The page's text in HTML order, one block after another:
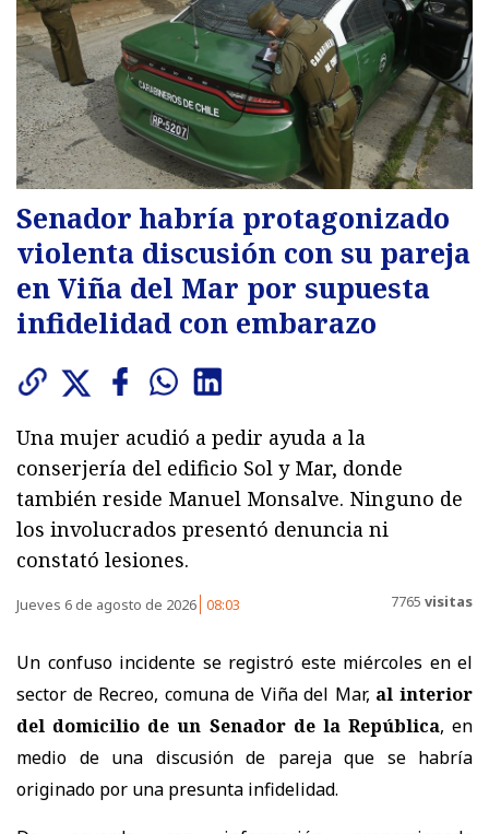
Senador habría protagonizado
violenta discusión con su pareja
en Viña del Mar por supuesta
infidelidad con embarazo
Una mujer acudió a pedir ayuda a la
conserjería del edificio Sol y Mar, donde
también reside Manuel Monsalve. Ninguno de
los involucrados presentó denuncia ni
constató lesiones.
Jueves 6 de agosto de 2026 08:03 7765 visitas
Un confuso incidente se registró este miércoles en el
sector de Recreo, comuna de Viña del Mar, al interior
del domicilio de un Senador de la República, en
medio de una discusión de pareja que se habría
originado por una presunta infidelidad.